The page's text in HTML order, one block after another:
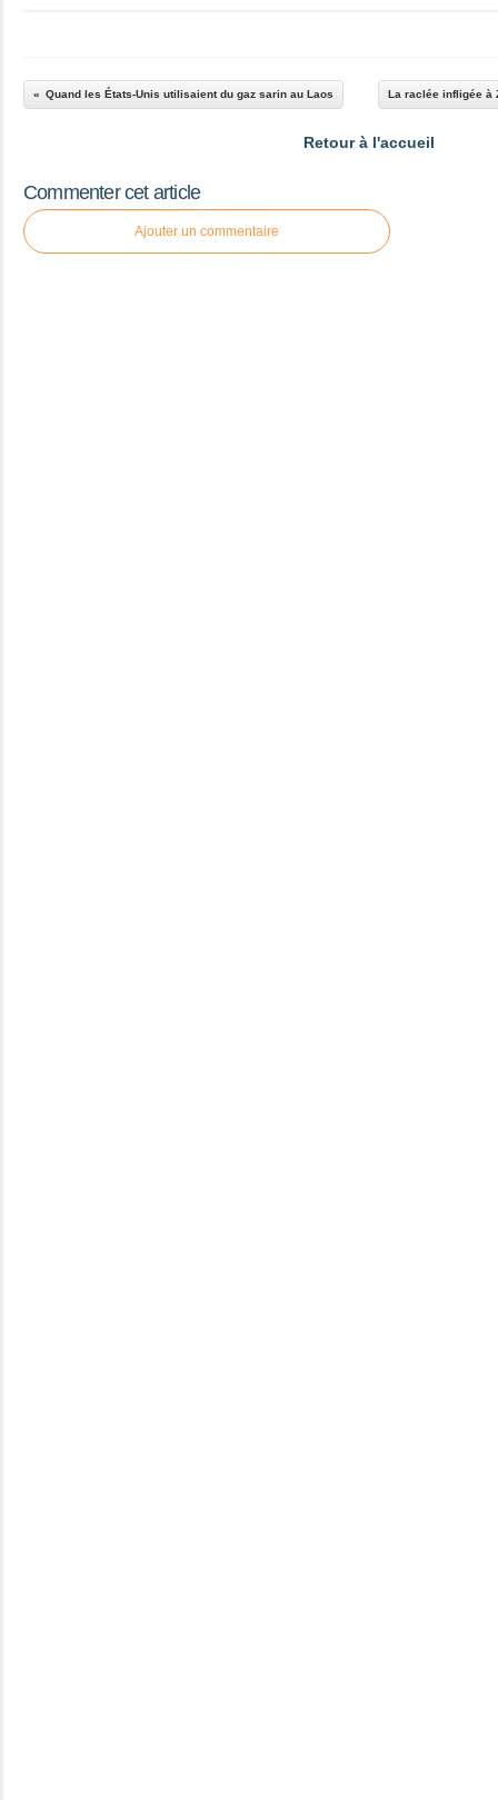
Quand les États-Unis utilisaient du gaz sarin au Laos La raclée infligée à
Retour à l'accueil
Commenter cet article
Ajouter un commentaire